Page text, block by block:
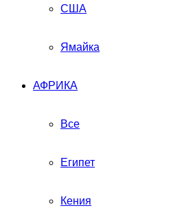
США
Ямайка
АФРИКА
Все
Египет
Кения